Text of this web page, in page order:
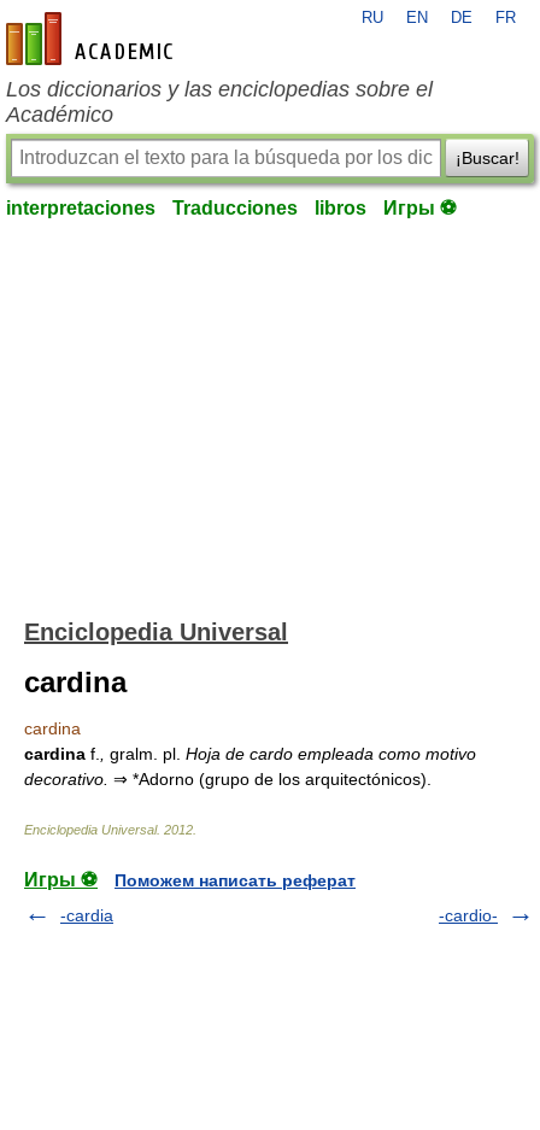
es-academic.com
RU EN DE FR
Los diccionarios y las enciclopedias sobre el
Académico
¡Buscar!
interpretaciones Traducciones libros Игры ⚽
Enciclopedia Universal
cardina
cardina
cardina f. gralm. pl. Hoja de cardo empleada como motivo
decorativo. ⇒ *Adorno (grupo de los arquitectónicos).
Enciclopedia Universal. 2012
Игры ⚽
Поможем написать реферат
-cardia
-cardio-